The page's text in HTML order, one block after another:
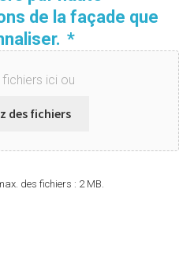
de la façade que
*
ici ou
des fichiers
des fichiers : 2 MB.